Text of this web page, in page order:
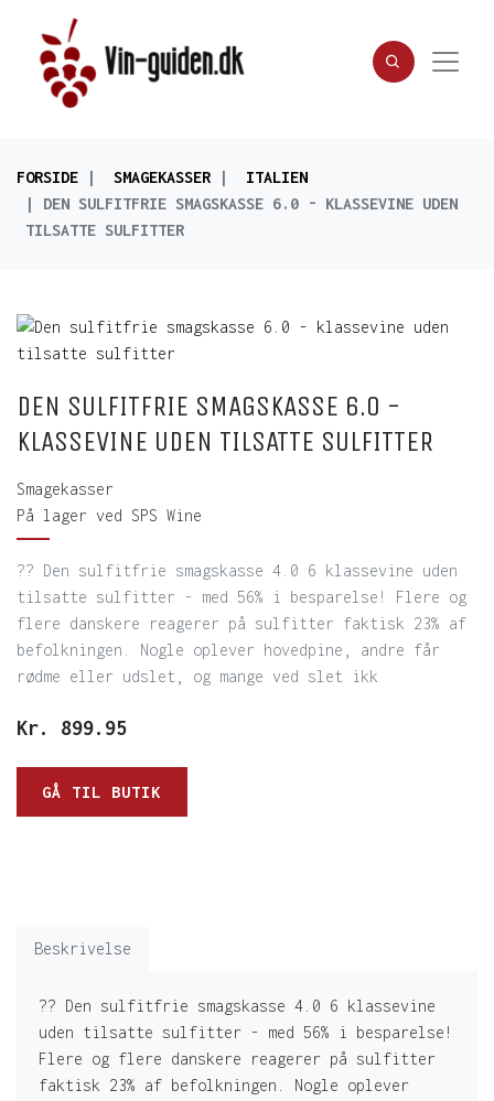
FORSIDE SMAGEKASSER
ITALIEN
DEN SULFITFRIE SMAGSKASSE 6.0 - KLASSEVINE UDEN
TILSATTE SULFITTER
DEN SULFITFRIE SMAGSKASSE 6.0 -
KLASSEVINE UDEN TILSATTE SULFITTER
Smagekasser
På lager ved SPS Wine
?? Den sulfitfrie smagskasse 4.0 6 klassevine uden
tilsatte sulfitter - med 56% i besparelse! Flere og
flere danskere reagerer på sulfitter faktisk 23% af
befolkningen. Nogle oplever hovedpine, andre får
rødme eller udslet, og mange ved slet ikk
Kr. 899.95
GÅ TIL BUTIK
Beskrivelse
?? Den sulfitfrie smagskasse 4.0 6 klassevine
uden tilsatte sulfitter - med 56% i besparelse!
Flere og flere danskere reagerer på sulfitter
faktisk 23% af befolkningen. Nogle oplever